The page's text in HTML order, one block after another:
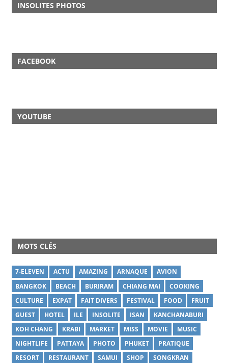
INSOLITES PHOTOS
FACEBOOK
YOUTUBE
MOTS CLÉS
7-ELEVEN ACTU AMAZING ARNAQUE
AVION
BANGKOK
BEACH BURIRAM CHIANG MAI
COOKING
CULTURE
EXPAT FAIT DIVERS FESTIVAL FOOD
FRUIT
GUEST
HOTEL ILE INSOLITE ISAN
KANCHANABURI
KOH CHANG
KRABI MARKET MISS MOVIE
MUSIC
NIGHTLIFE
PATTAYA PHOTO PHUKET
PRATIQUE
RESORT
RESTAURANT SAMUI SHOP
SONGKRAN